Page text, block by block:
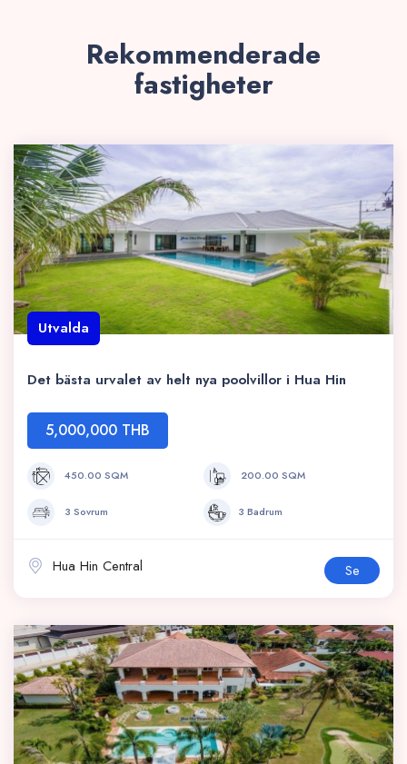
Rekommenderade
fastigheter
Utvalda
Det bästa urvalet av helt nya poolvillor i Hua Hin
5,000,000 THB
450.00 SQM 200.00 SQM
3 Sovrum 3 Badrum
Hua Hin Central Se